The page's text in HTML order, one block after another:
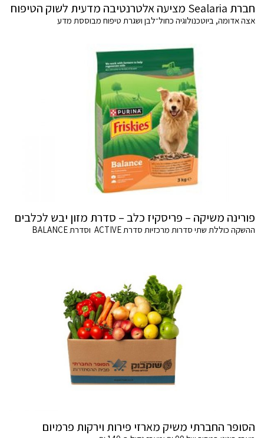
חברת Sealaria מציעה אלטרנטיבה מדעית לשוק הטיפוח
אצה אדומה, ביוטכנולוגיה כחול־לבן ושגרת טיפוח מבוססת מדע
פורינה משיקה – פריסקיז כלב – סדרת מזון יבש לכלבים
ההשקה כוללת שתי סדרות מרכזיות סדרת ACTIVE וסדרת BALANCE
הסופר החברתי משיק מארזי פירות וירקות פרמיום